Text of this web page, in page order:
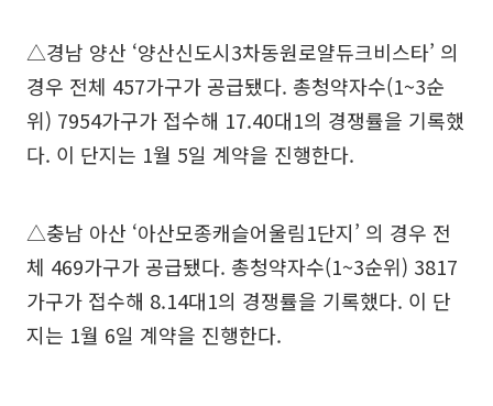
△경남 양산 ‘양산신도시3차동원로얄듀크비스타’ 의
경우 전체 457가구가 공급됐다. 총청약자수(1~3순
위) 7954가구가 접수해 17.40대1의 경쟁률을 기록했
다. 이 단지는 1월 5일 계약을 진행한다.
△충남 아산 ‘아산모종캐슬어울림1단지’ 의 경우 전
체 469가구가 공급됐다. 총청약자수(1~3순위) 3817
가구가 접수해 8.14대1의 경쟁률을 기록했다. 이 단
지는 1월 6일 계약을 진행한다.